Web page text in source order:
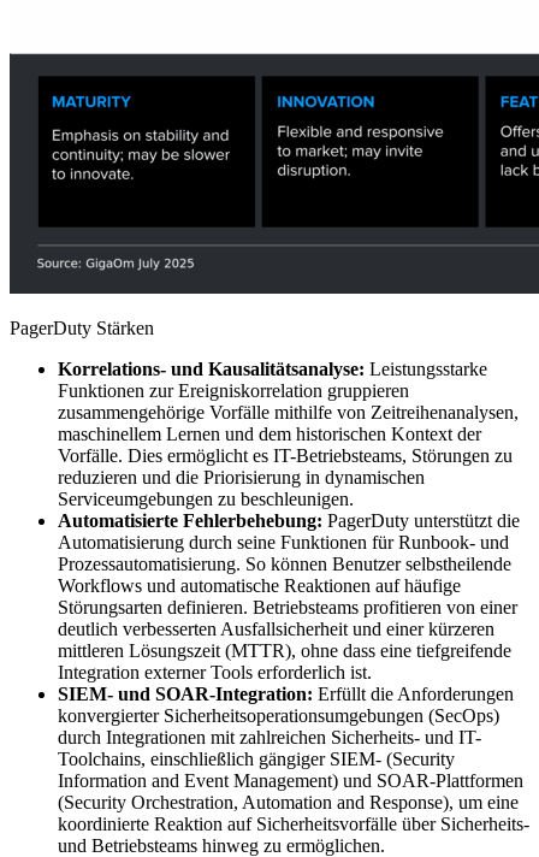
PagerDuty Stärken
Korrelations- und Kausalitätsanalyse: Leistungsstarke
Funktionen zur Ereigniskorrelation gruppieren
zusammengehörige Vorfälle mithilfe von Zeitreihenanalysen,
maschinellem Lernen und dem historischen Kontext der
Vorfälle. Dies ermöglicht es IT-Betriebsteams, Störungen zu
reduzieren und die Priorisierung in dynamischen
Serviceumgebungen zu beschleunigen.
Automatisierte Fehlerbehebung: PagerDuty unterstützt die
Automatisierung durch seine Funktionen für Runbook- und
Prozessautomatisierung. So können Benutzer selbstheilende
Workflows und automatische Reaktionen auf häufige
Störungsarten definieren. Betriebsteams profitieren von einer
deutlich verbesserten Ausfallsicherheit und einer kürzeren
mittleren Lösungszeit (MTTR), ohne dass eine tiefgreifende
Integration externer Tools erforderlich ist.
SIEM- und SOAR-Integration: Erfüllt die Anforderungen
konvergierter Sicherheitsoperationsumgebungen (SecOps)
durch Integrationen mit zahlreichen Sicherheits- und IT-
Toolchains, einschließlich gängiger SIEM- (Security
Information and Event Management) und SOAR-Plattformen
(Security Orchestration, Automation and Response), um eine
koordinierte Reaktion auf Sicherheitsvorfälle über Sicherheits-
und Betriebsteams hinweg zu ermöglichen.